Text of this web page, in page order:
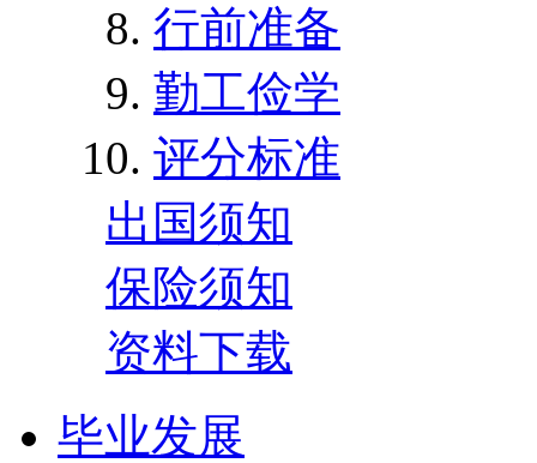
行前准备
勤工俭学
评分标准
出国须知
保险须知
资料下载
毕业发展